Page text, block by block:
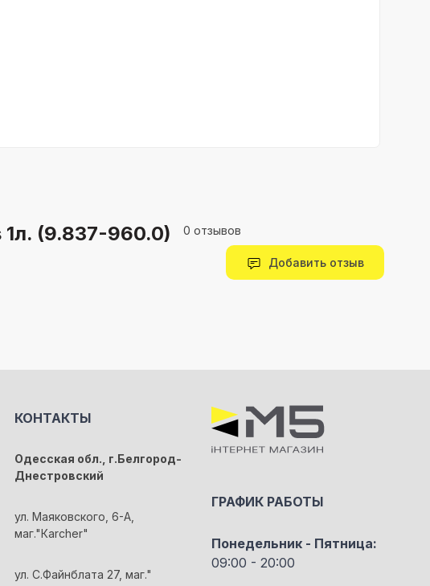
1л. (9.837-960.0) 0 отзывов
Добавить отзыв
КОНТАКТЫ
Одесская обл., г.Белгород-
Днестровский
ул. Маяковского, 6-А,
маг."Кarcher"
ул. С.Файнблата 27, маг."
ГРАФИК РАБОТЫ
Понедельник - Пятница:
09:00 - 20:00